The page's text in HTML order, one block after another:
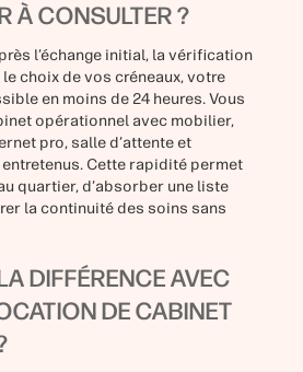
À CONSULTER ?
l’échange initial, la vérification
choix de vos créneaux, votre
en moins de 24 heures. Vous
opérationnel avec mobilier,
pro, salle d’attente et
Cette rapidité permet
quartier, d’absorber une liste
la continuité des soins sans
DIFFÉRENCE AVEC
DE CABINET